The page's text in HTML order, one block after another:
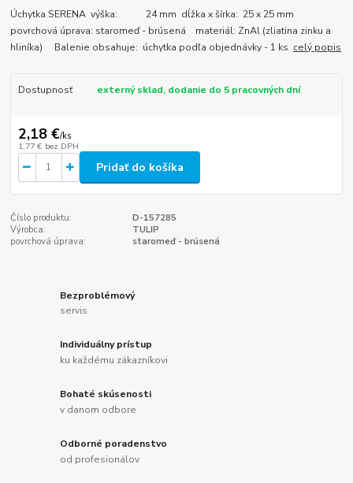
Úchytka SERENA výška: 24 mm dĺžka x šírka: 25 x 25 mm
povrchová úprava: staromeď - brúsená materiál: ZnAl (zliatina zinku a
hliníka) Balenie obsahuje: úchytka podľa objednávky - 1 ks celý popis
Dostupnosť externý sklad, dodanie do 5 pracovných dní
2,18 €/ks
1,77 € bez DPH
Pridať do košíka
Číslo produktu:
D-157285
Výrobca:
TULIP
povrchová úprava:
staromeď - brúsená
Bezproblémový
servis
Individuálny prístup
ku každému zákazníkovi
Bohaté skúsenosti
v danom odbore
Odborné poradenstvo
od profesionálov